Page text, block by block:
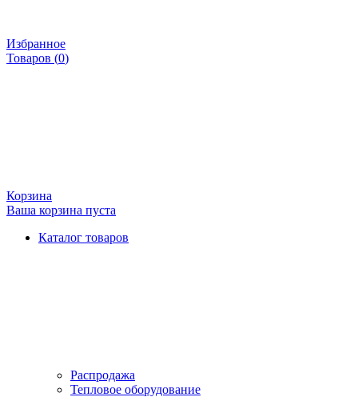
Избранное
Товаров (0)
Корзина
Ваша корзина пуста
Каталог товаров
Распродажа
Тепловое оборудование